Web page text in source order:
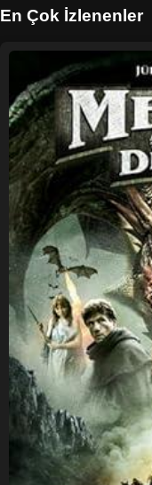
En Çok İzlenenler